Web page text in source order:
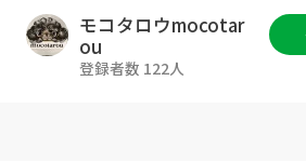
今回はダスティピンクで6枚
モコタロウmocotar
ou
登録者数 122人